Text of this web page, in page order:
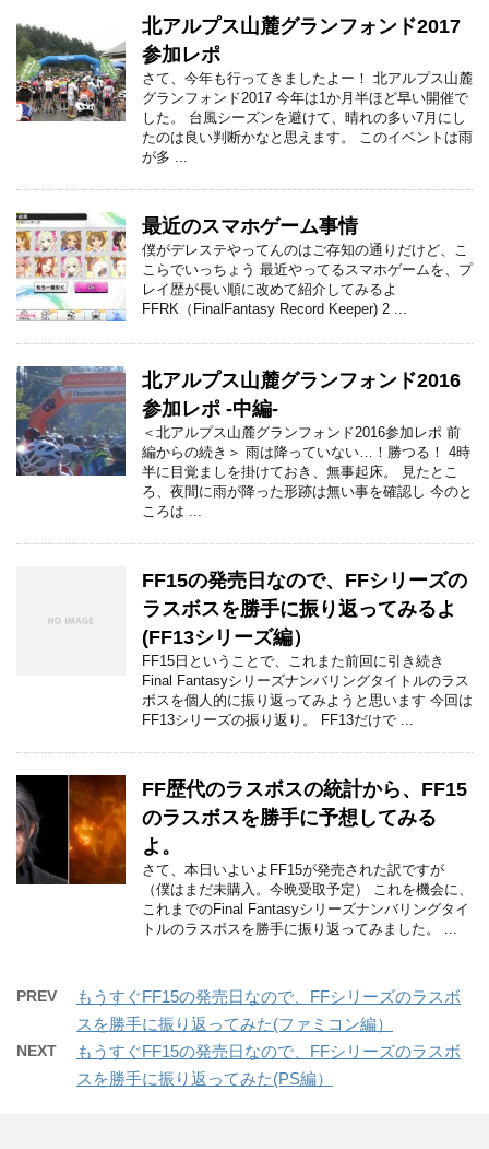
北アルプス山麓グランフォンド2017
参加レポ
さて、今年も行ってきましたよー！ 北アルプス山麓
グランフォンド2017 今年は1か月半ほど早い開催で
した。 台風シーズンを避けて、晴れの多い7月にし
たのは良い判断かなと思えます。 このイベントは雨
が多 ...
最近のスマホゲーム事情
僕がデレステやってんのはご存知の通りだけど、こ
こらでいっちょう 最近やってるスマホゲームを、プ
レイ歴が長い順に改めて紹介してみるよ
FFRK（FinalFantasy Record Keeper) 2 ...
北アルプス山麓グランフォンド2016
参加レポ -中編-
＜北アルプス山麓グランフォンド2016参加レポ 前
編からの続き＞ 雨は降っていない…！勝つる！ 4時
半に目覚ましを掛けておき、無事起床。 見たとこ
ろ、夜間に雨が降った形跡は無い事を確認し 今のと
ころは ...
FF15の発売日なので、FFシリーズの
ラスボスを勝手に振り返ってみるよ
(FF13シリーズ編）
FF15日ということで、これまた前回に引き続き
Final Fantasyシリーズナンバリングタイトルのラス
ボスを個人的に振り返ってみようと思います 今回は
FF13シリーズの振り返り。 FF13だけで ...
FF歴代のラスボスの統計から、FF15
のラスボスを勝手に予想してみる
よ。
さて、本日いよいよFF15が発売された訳ですが
（僕はまだ未購入。今晩受取予定） これを機会に、
これまでのFinal Fantasyシリーズナンバリングタイ
トルのラスボスを勝手に振り返ってみました。 ...
PREV
もうすぐFF15の発売日なので、FFシリーズのラスボ
スを勝手に振り返ってみた(ファミコン編）
NEXT
もうすぐFF15の発売日なので、FFシリーズのラスボ
スを勝手に振り返ってみた(PS編）